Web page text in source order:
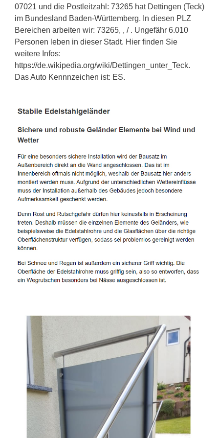
07021 und die Postleitzahl: 73265 hat Dettingen (Teck)
im Bundesland Baden-Württemberg. In diesen PLZ
Bereichen arbeiten wir: 73265, , / . Ungefähr 6.010
Personen leben in dieser Stadt. Hier finden Sie
weitere Infos:
https://de.wikipedia.org/wiki/Dettingen_unter_Teck.
Das Auto Kennnzeichen ist: ES.